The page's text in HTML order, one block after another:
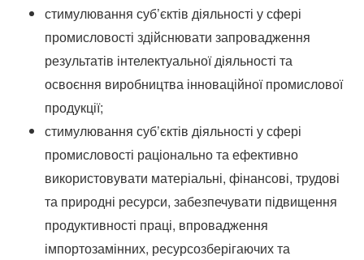
стимулювання суб’єктів діяльності у сфері
промисловості здійснювати запровадження
результатів інтелектуальної діяльності та
освоєння виробництва інноваційної промислової
продукції;
стимулювання суб’єктів діяльності у сфері
промисловості раціонально та ефективно
використовувати матеріальні, фінансові, трудові
та природні ресурси, забезпечувати підвищення
продуктивності праці, впровадження
імпортозамінних, ресурсозберігаючих та